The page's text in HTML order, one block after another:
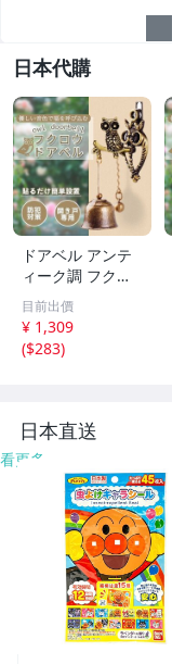
日本代購
ドアベル アンテ
ィーク調 フクロ
ウ マグネット付
粘着テープ付 ド
アチャイム ドア
ベル 呼び鈴 防犯
目前出價
¥ 1,309
($283)
日本直送
看更多